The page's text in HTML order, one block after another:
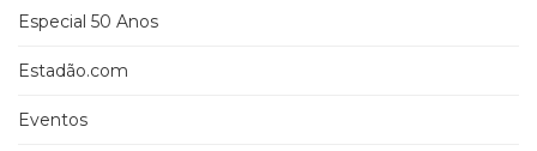
Especial 50 Anos
Estadão.com
Eventos